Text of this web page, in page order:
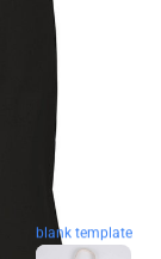
blank template